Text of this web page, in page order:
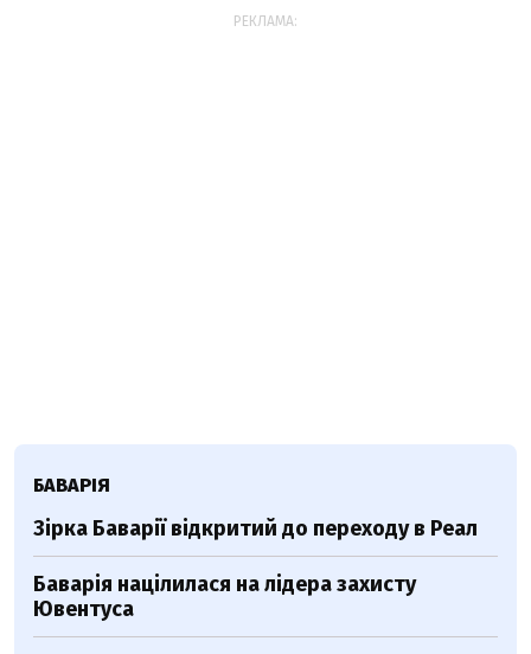
РЕКЛАМА:
БАВАРІЯ
Зірка Баварії відкритий до переходу в Реал
Баварія націлилася на лідера захисту
Ювентуса